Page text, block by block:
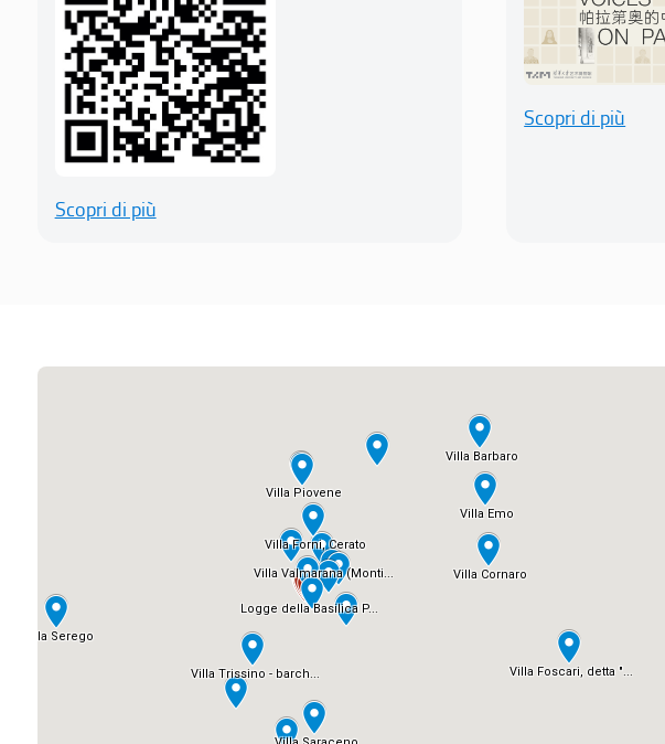
Scopri di più
Scopri di più